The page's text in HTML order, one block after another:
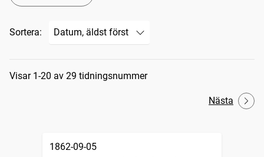
Sortera:
Sökresultat
Visar 1-20 av 29 tidningsnummer
Nästa
1862-09-05